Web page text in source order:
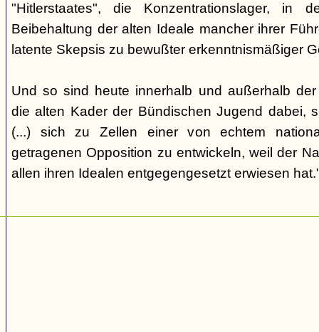
"Hitlerstaates", die Konzentrationslager, in
Beibehaltung der alten Ideale mancher ihrer
latente Skepsis zu bewußter erkenntnismäßiger
Und so sind heute innerhalb und außerhalb
die alten Kader der Bündischen Jugend dabei,
(...) sich zu Zellen einer von echtem
getragenen Opposition zu entwickeln, weil der
allen ihren Idealen entgegengesetzt erwiesen